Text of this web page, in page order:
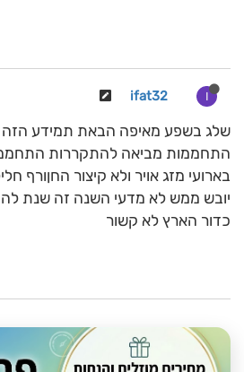
I
ifat32
שלג בשפע מאיפה הבאת תמידע הזה
התחממות מביאה להתקררות
בארועי מזג אויר ולא קיצור החןורף
יובש ממש לא מדעי השנה זה שנת לה
כדור הארץ לא קשור